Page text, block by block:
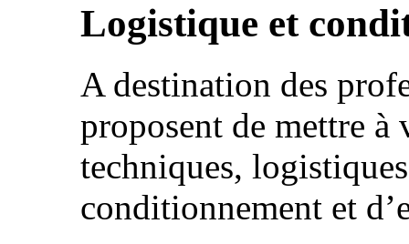
Logistique et
A destination des
proposent de mettre
techniques,
conditionnement et